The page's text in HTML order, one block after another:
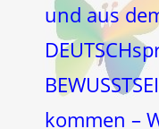
und aus
kommen –